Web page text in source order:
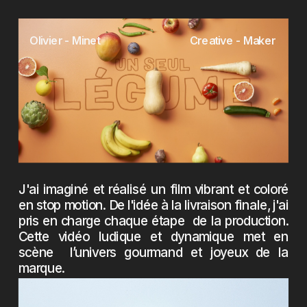
J'ai imaginé et réalisé un film vibrant et coloré
en stop motion. De l'idée à la livraison finale, j'ai
pris en charge chaque étape de la production.
Cette vidéo ludique et dynamique met en
scène l’univers gourmand et joyeux de la
marque.
Olivier - Minet Creative - Maker